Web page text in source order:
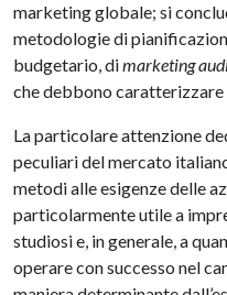
marketing globale; si
metodologie di
budgetario, dimarketing
che debbono
La particolare attenzione
peculiari del mercato
metodi alle esigenze delle
particolarmente utile a
studiosi e, in generale, a
operare con successo nel